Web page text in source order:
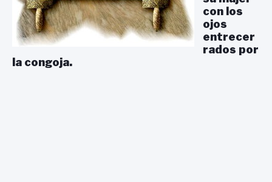
con los
ojos
entrecer
rados por
la congoja.